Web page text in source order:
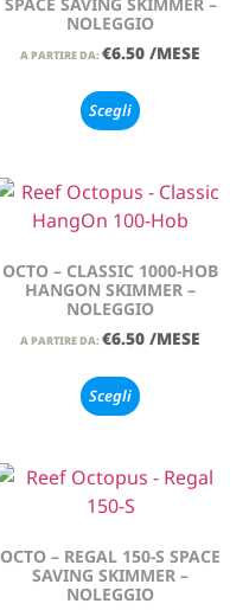
NOLEGGIO
A PARTIRE DA: €6.50 /MESE
Scegli
OCTO – CLASSIC 1000-HOB
HANGON SKIMMER –
NOLEGGIO
A PARTIRE DA: €6.50 /MESE
Scegli
OCTO – REGAL 150-S SPACE
SAVING SKIMMER –
NOLEGGIO